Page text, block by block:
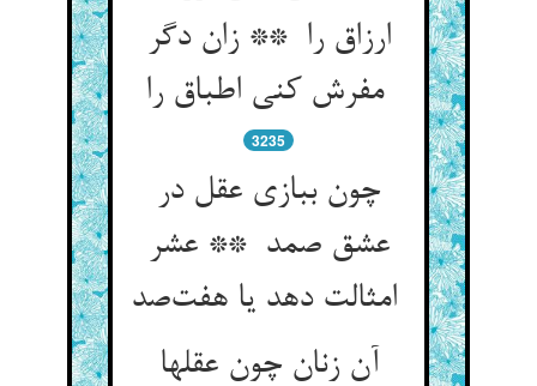
ارزاق را ** زان دگر
مفرش کنی اطباق را
3235
چون ببازی عقل در
عشق صمد ** عشر
آن زنان چون عقلها